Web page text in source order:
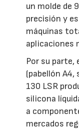
un molde de
precisión y
máquinas
aplicaciones
Por su parte,
(pabellón
130 LSR
silicona
a
mercados